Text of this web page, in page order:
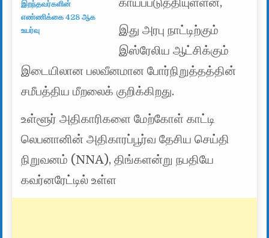
இறந்தவர்களின்
எண்ணிக்கை 428 ஆக
உயர்வு
இது அரபு நாட்டிற்கும்
இஸ்ரேலிய ஆட்சிக்கும்
இடையிலான பலவீனமான போர்நிறுத்தத்தின்
சமீபத்திய மீறலைக் குறிக்கிறது.
உள்ளூர் அதிகாரிகளை மேற்கோள் காட்டி
லெபனானின் அதிகாரப்பூர்வ தேசிய செய்தி
நிறுவனம் (NNA), திங்களன்று நபதியே
கவர்னரேட்டில் உள்ள